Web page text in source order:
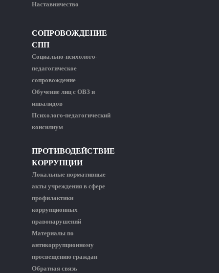
Наставничество
СОПРОВОЖДЕНИЕ
СПП
Социально-психолого-
педагогическое
сопровождение
Обучение лиц с ОВЗ и
инвалидов
Психолого-педагогический
консилиум
ПРОТИВОДЕЙСТВИЕ
КОРРУПЦИИ
Локальные нормативные
акты учреждения в сфере
профилактики
коррупционных
правонарушений
Материалы по
антикоррупционному
просвещению граждан
Обратная связь